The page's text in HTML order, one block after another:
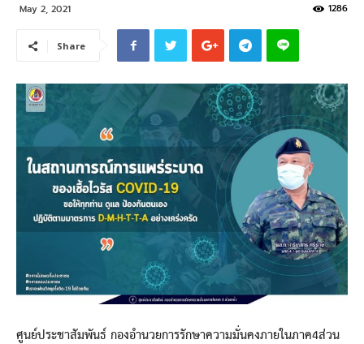
May 2, 2021 1286
Share
ศูนย์ประชาสัมพันธ์ กองอำนวยการรักษาความมั่นคงภายในภาค4ส่วน